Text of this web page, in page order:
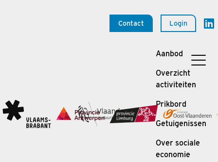
Contact Login
Aanbod
Overzicht
activiteiten
Prikbord
Getuigenissen
Over sociale
economie